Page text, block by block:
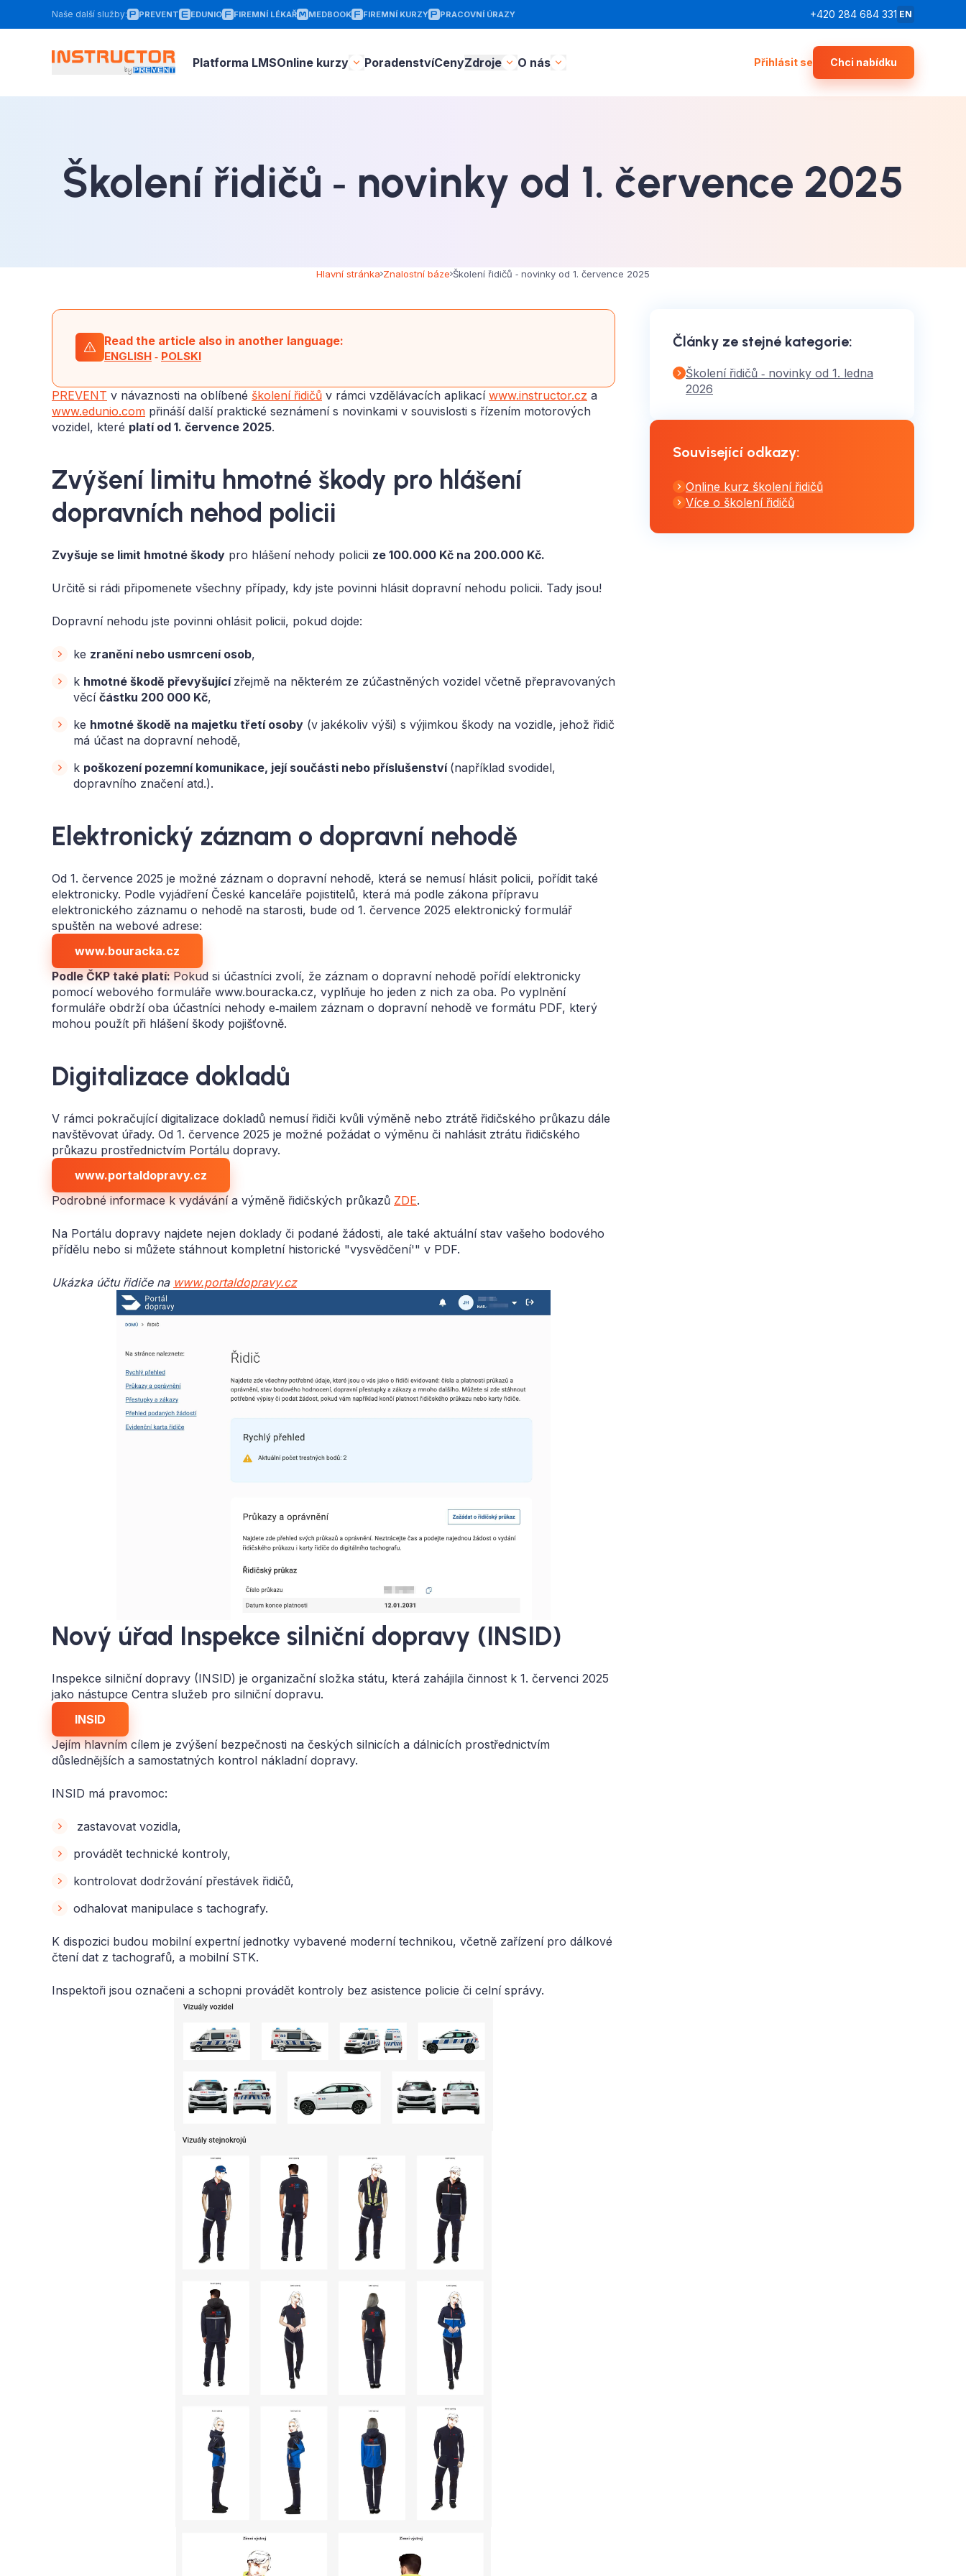
Naše další služby: PREVENT EDUNIO FIREMNÍ LÉKAŘ MEDBOOK FIREMNÍ KURZY PRACOVNÍ ÚRAZY +420 284 684 331 EN
Platforma LMSOnline kurzy PoradenstvíCenyZdroje O nás Chci nabídku
Přihlásit se
Školení řidičů ‑ novinky od 1. července 2025
Hlavní stránka Znalostní báze Školení řidičů ‑ novinky od 1. července 2025
Read the article also in another language:
ENGLISH ‑ POLSKI
PREVENT v návaznosti na oblíbené školení řidičů v rámci vzdělávacích aplikací www.instructor.cz a
www.edunio.com přináší další praktické seznámení s novinkami v souvislosti s řízením motorových
vozidel, které platí od 1. července 2025.
Zvýšení limitu hmotné škody pro hlášení
dopravních nehod policii
Zvyšuje se limit hmotné škody pro hlášení nehody policii ze 100.000 Kč na 200.000 Kč.
Určitě si rádi připomenete všechny případy, kdy jste povinni hlásit dopravní nehodu policii. Tady jsou!
Dopravní nehodu jste povinni ohlásit policii, pokud dojde:
ke zranění nebo usmrcení osob,
k hmotné škodě převyšující zřejmě na některém ze zúčastněných vozidel včetně přepravovaných
věcí částku 200 000 Kč,
ke hmotné škodě na majetku třetí osoby (v jakékoliv výši) s výjimkou škody na vozidle, jehož řidič
má účast na dopravní nehodě,
k poškození pozemní komunikace, její součásti nebo příslušenství (například svodidel,
dopravního značení atd.).
Elektronický záznam o dopravní nehodě
Od 1. července 2025 je možné záznam o dopravní nehodě, která se nemusí hlásit policii, pořídit také
elektronicky. Podle vyjádření České kanceláře pojistitelů, která má podle zákona přípravu
elektronického záznamu o nehodě na starosti, bude od 1. července 2025 elektronický formulář
spuštěn na webové adrese:
www.bouracka.cz
Podle ČKP také platí:Pokud si účastníci zvolí, že záznam o dopravní nehodě pořídí elektronicky
pomocí webového formuláře www.bouracka.cz, vyplňuje ho jeden z nich za oba. Po vyplnění
formuláře obdrží oba účastníci nehody e‑mailem záznam o dopravní nehodě ve formátu PDF, který
mohou použít při hlášení škody pojišťovně.
Digitalizace dokladů
V rámci pokračující digitalizace dokladů nemusí řidiči kvůli výměně nebo ztrátě řidičského průkazu dále
navštěvovat úřady. Od 1. července 2025 je možné požádat o výměnu či nahlásit ztrátu řidičského
průkazu prostřednictvím Portálu dopravy.
www.portaldopravy.cz
Podrobné informace k vydávání a výměně řidičských průkazů ZDE.
Na Portálu dopravy najdete nejen doklady či podané žádosti, ale také aktuální stav vašeho bodového
přídělu nebo si můžete stáhnout kompletní historické "vysvědčení'" v PDF.
Ukázka účtu řidiče na www.portaldopravy.cz
Nový úřad Inspekce silniční dopravy (INSID)
Inspekce silniční dopravy (INSID) je organizační složka státu, která zahájila činnost k 1. červenci 2025
jako nástupce Centra služeb pro silniční dopravu.
INSID
Jejím hlavním cílem je zvýšení bezpečnosti na českých silnicích a dálnicích prostřednictvím
důslednějších a samostatných kontrol nákladní dopravy.
INSID má pravomoc:
zastavovat vozidla,
provádět technické kontroly,
kontrolovat dodržování přestávek řidičů,
odhalovat manipulace s tachografy.
K dispozici budou mobilní expertní jednotky vybavené moderní technikou, včetně zařízení pro dálkové
čtení dat z tachografů, a mobilní STK.
Inspektoři jsou označeni a schopni provádět kontroly bez asistence policie či celní správy.
Články ze stejné kategorie:
Školení řidičů ‑ novinky od 1. ledna
2026
Související odkazy:
Online kurz školení řidičů
Více o školení řidičů